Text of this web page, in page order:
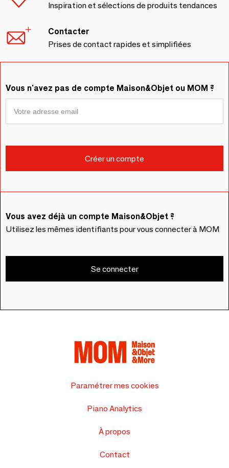
Inspiration et sélections de produits tendances
Contacter
Prises de contact rapides et simplifiées
Vous n'avez pas de compte Maison&Objet ou MOM ?
Vous avez déjà un compte Maison&Objet ?
Utilisez les mêmes identifiants pour vous connecter à MOM
Se connecter
Paramétrer mes cookies
Piano Analytics
À propos
Contact